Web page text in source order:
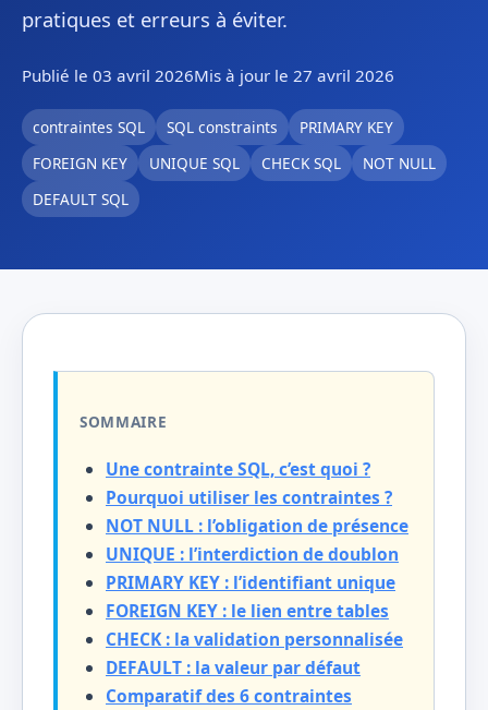
pratiques et erreurs à éviter.
Publié le 03 avril 2026Mis à jour le 27 avril 2026
contraintes SQL SQL constraints
PRIMARY KEY
FOREIGN KEY
UNIQUE SQL CHECK SQL
NOT NULL
DEFAULT SQL
SOMMAIRE
Une contrainte SQL, c’est quoi ?
Pourquoi utiliser les contraintes ?
NOT NULL : l’obligation de présence
UNIQUE : l’interdiction de doublon
PRIMARY KEY : l’identifiant unique
FOREIGN KEY : le lien entre tables
CHECK : la validation personnalisée
DEFAULT : la valeur par défaut
Comparatif des 6 contraintes